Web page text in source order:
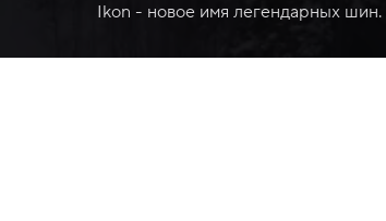
Ikon - новое имя легендарных